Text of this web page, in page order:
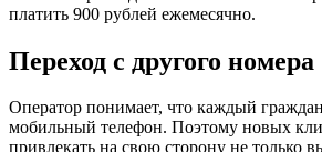
платить 900 рублей ежемесячно.
Переход с другого номера
Оператор понимает, что каждый
мобильный телефон. Поэтому новых
привлекать на свою сторону не только